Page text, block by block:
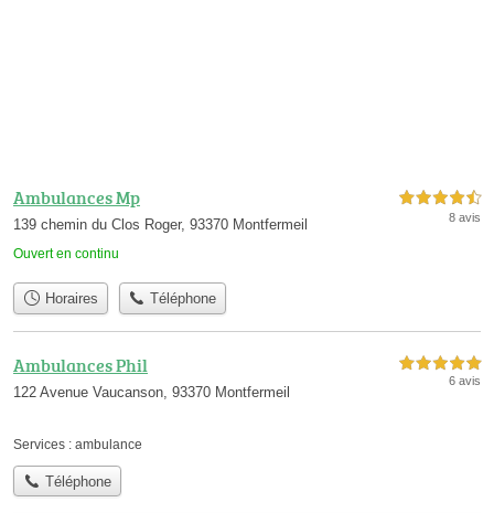
Ambulances Mp
139 chemin du Clos Roger, 93370 Montfermeil
Ouvert en continu
4,5 étoiles sur 5
8 avis
Horaires Téléphone
Ambulances Phil
122 Avenue Vaucanson, 93370 Montfermeil
5,0 étoiles sur 5
6 avis
Services : ambulance
Téléphone